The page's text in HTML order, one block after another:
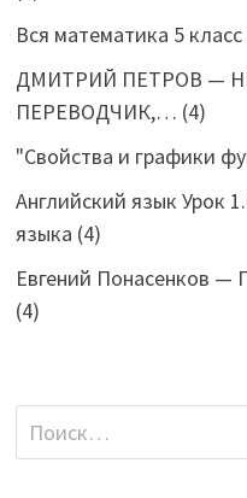
Вся математика 5 класс
ДМИТРИЙ ПЕТРОВ —
ПЕРЕВОДЧИК,… (4)
"Свойства и графики
Английский язык Урок
языка (4)
Евгений Понасенков —
(4)
Найти: